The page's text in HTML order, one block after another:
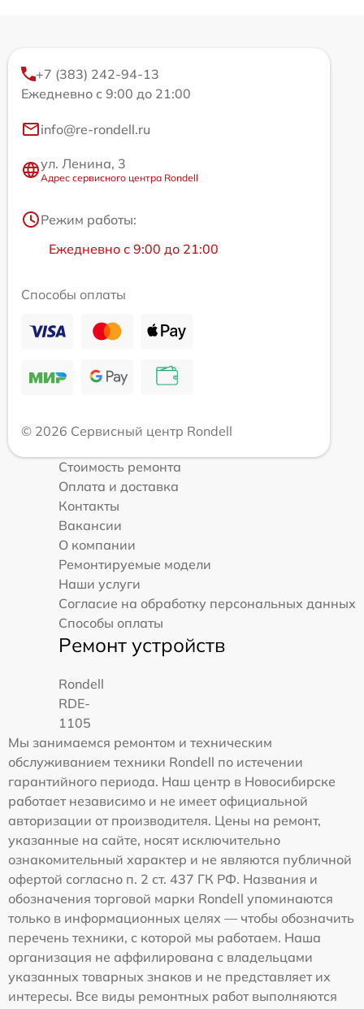
+7 (383) 242-94-13
Ежедневно с 9:00 до 21:00
info@re-rondell.ru
ул. Ленина, 3
Адрес сервисного центра Rondell
Режим работы:
Ежедневно с 9:00 до 21:00
Способы оплаты
© 2026 Сервисный центр Rondell
Стоимость ремонта
Оплата и доставка
Контакты
Вакансии
О компании
Ремонтируемые модели
Наши услуги
Согласие на обработку персональных данных
Способы оплаты
Ремонт устройств
Rondell
RDE-
1105
Мы занимаемся ремонтом и техническим
обслуживанием техники Rondell по истечении
гарантийного периода. Наш центр в Новосибирске
работает независимо и не имеет официальной
авторизации от производителя. Цены на ремонт,
указанные на сайте, носят исключительно
ознакомительный характер и не являются публичной
офертой согласно п. 2 ст. 437 ГК РФ. Названия и
обозначения торговой марки Rondell упоминаются
только в информационных целях — чтобы обозначить
перечень техники, с которой мы работаем. Наша
организация не аффилирована с владельцами
указанных товарных знаков и не представляет их
интересы. Все виды ремонтных работ выполняются